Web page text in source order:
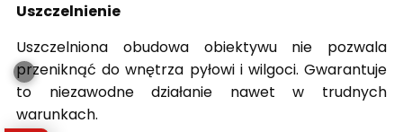
Uszczelnienie
Uszczelniona obudowa obiektywu nie pozwala
przeniknąć do wnętrza pyłowi i wilgoci. Gwarantuje
to niezawodne działanie nawet w trudnych
warunkach.